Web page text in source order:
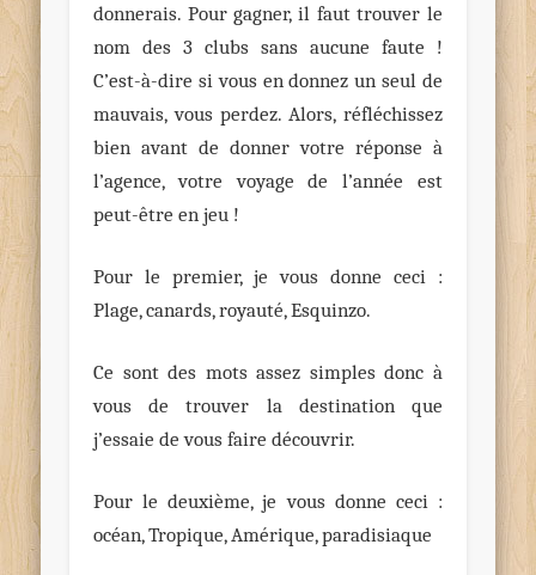
donnerais. Pour gagner, il faut trouver le
nom des 3 clubs sans aucune faute !
C’est-à-dire si vous en donnez un seul de
mauvais, vous perdez. Alors, réfléchissez
bien avant de donner votre réponse à
l’agence, votre voyage de l’année est
peut-être en jeu !
Pour le premier, je vous donne ceci :
Plage, canards, royauté, Esquinzo.
Ce sont des mots assez simples donc à
vous de trouver la destination que
j’essaie de vous faire découvrir.
Pour le deuxième, je vous donne ceci :
océan, Tropique, Amérique, paradisiaque